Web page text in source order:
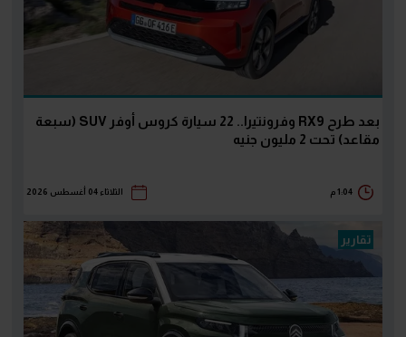
بعد طرح RX9 وفرونتيرا.. 22 سيارة كروس أوفر SUV (سبعة
مقاعد) تحت 2 مليون جنيه
1:04 م الثلاثاء 04 أغسطس 2026
تقارير